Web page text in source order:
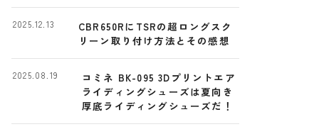
ー
CBR650RにTSRの超ロングスク
リーン取り付け方法とその感想
2025.12.13
コミネ BK-095 3Dプリントエア
ライディングシューズは夏向き
厚底ライディングシューズだ！
2025.08.19